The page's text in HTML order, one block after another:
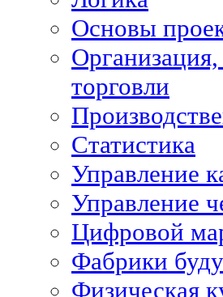
Основы
торговли
Статистика
Управление
Управление
Цифровой
Фабрики
Физическая